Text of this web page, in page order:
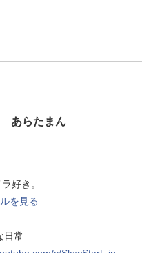
あらたまん
好き。
を見る
日常